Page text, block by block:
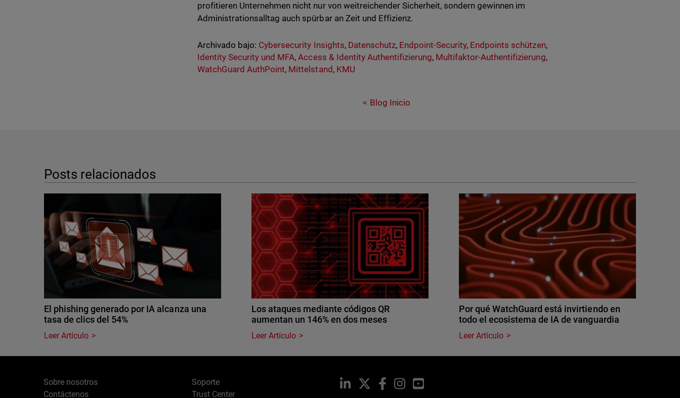
profitieren Unternehmen nicht nur von weitreichender Sicherheit, sondern gewinnen im
Administrationsalltag auch spürbar an Zeit und Effizienz.
Archivado bajo: Cybersecurity Insights, Datenschutz, Endpoint-Security, Endpoints schützen,
Identity Security und MFA,Access & Identity Authentifizierung, Multifaktor-Authentifizierung,
WatchGuard AuthPoint, Mittelstand , KMU
Blog Inicio
Posts relacionados
El phishing generado por IA alcanza una
tasa de clics del 54%
Leer Artículo
Los ataques mediante códigos QR
aumentan un 146% en dos meses
Leer Artículo
Por qué WatchGuard está invirtiendo en
todo el ecosistema de IA de vanguardia
Leer Artículo
Sobre nosotros
Contáctenos
Soporte
Trust Center
LinkedIn Facebook
InstagramYouTube